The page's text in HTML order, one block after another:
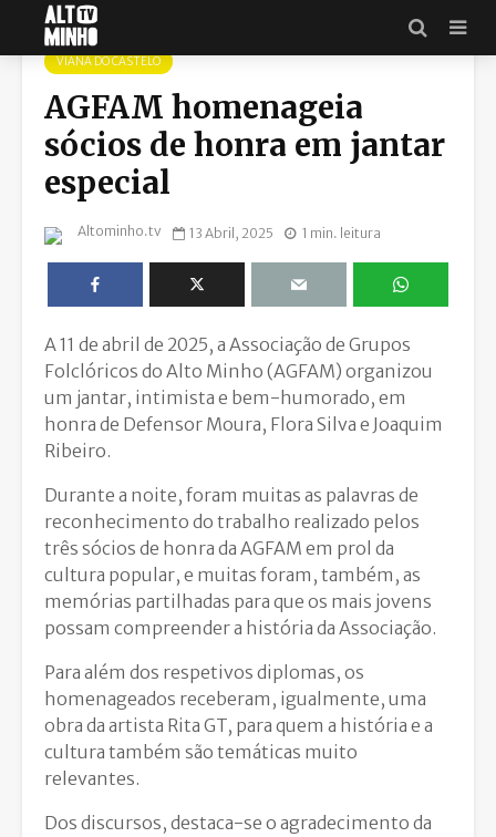
VIANA DO CASTELO
AGFAM homenageia
sócios de honra em jantar
especial
Altominho.tv 13 Abril, 2025 1 min. leitura
A 11 de abril de 2025, a Associação de Grupos
Folclóricos do Alto Minho (AGFAM) organizou
um jantar, intimista e bem-humorado, em
honra de Defensor Moura, Flora Silva e Joaquim
Ribeiro.
Durante a noite, foram muitas as palavras de
reconhecimento do trabalho realizado pelos
três sócios de honra da AGFAM em prol da
cultura popular, e muitas foram, também, as
memórias partilhadas para que os mais jovens
possam compreender a história da Associação.
Para além dos respetivos diplomas, os
homenageados receberam, igualmente, uma
obra da artista Rita GT, para quem a história e a
cultura também são temáticas muito
relevantes.
Dos discursos, destaca-se o agradecimento da